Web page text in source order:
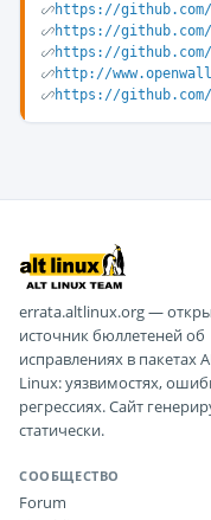
https://github.com/
https://
https://github.com/
http://
https://github.com/
errata.altlinux.org —
источник бюллетеней об
исправлениях в пакетах
Linux: уязвимостях,
регрессиях. Сайт
статически.
СООБЩЕСТВО
Forum